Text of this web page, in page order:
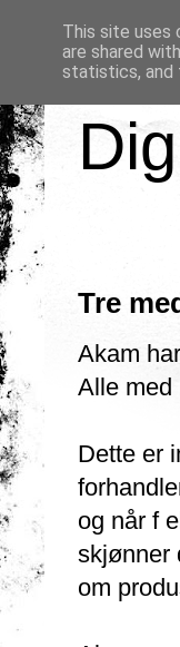
Tre
Akam
Alle med
Dette er
og når f
skjønner
om
This site uses
are shared
statistics, and